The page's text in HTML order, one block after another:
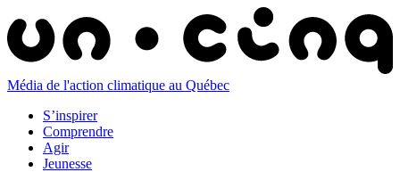
Média de l'action climatique au Québec
S’inspirer
Comprendre
Agir
Jeunesse